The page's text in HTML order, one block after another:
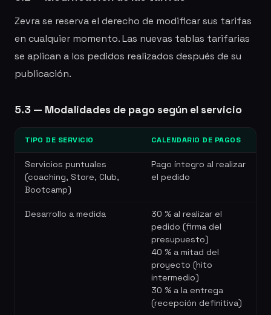
Zevra se reserva el derecho de modificar sus tarifas
en cualquier momento. Las nuevas tablas tarifarias
se aplican a los pedidos realizados después de su
publicación.
5.3 — Modalidades de pago según el servicio
TIPO DE SERVICIO CALENDARIO DE PAGOS
Servicios puntuales
(coaching, Store, Club,
Bootcamp)
Pago íntegro al realizar
el pedido
Desarrollo a medida
30 % al realizar el
pedido (firma del
presupuesto)
40 % a mitad del
proyecto (hito
intermedio)
30 % a la entrega
(recepción definitiva)